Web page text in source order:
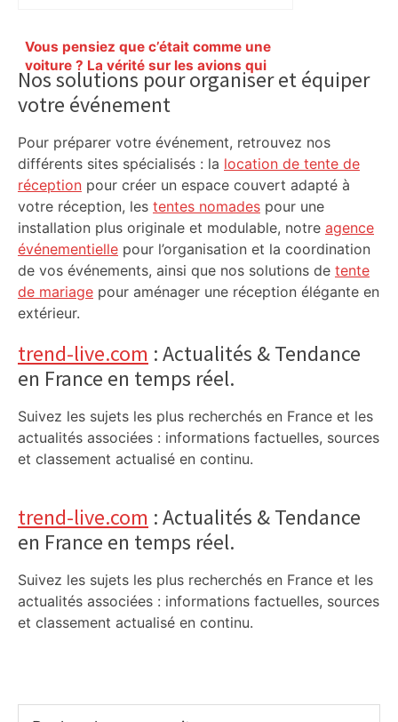
Vous pensiez que c’était comme une
voiture ? La vérité sur les avions qui
reculent – ici.fr
Primary
Sidebar
Nos solutions pour organiser et équiper
votre événement
Pour préparer votre événement, retrouvez nos
différents sites spécialisés : la location de tente de
réception pour créer un espace couvert adapté à
votre réception, les tentes nomades pour une
installation plus originale et modulable, notre agence
événementielle pour l’organisation et la coordination
de vos événements, ainsi que nos solutions de tente
de mariage pour aménager une réception élégante en
extérieur.
trend-live.com : Actualités & Tendance
en France en temps réel.
Suivez les sujets les plus recherchés en France et les
actualités associées : informations factuelles, sources
et classement actualisé en continu.
trend-live.com : Actualités & Tendance
en France en temps réel.
Suivez les sujets les plus recherchés en France et les
actualités associées : informations factuelles, sources
et classement actualisé en continu.